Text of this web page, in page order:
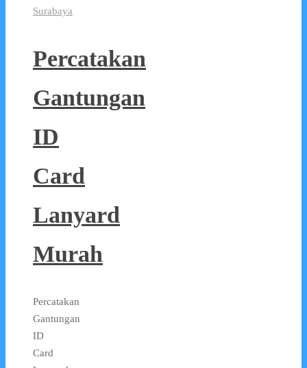
Surabaya
Percatakan
Gantungan
ID
Card
Lanyard
Murah
Percatakan
Gantungan
ID
Card